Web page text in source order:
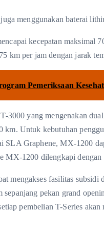
menggunakan baterai
kecepatan maksimal
km per jam dengan jarak
Pemeriksaan
3000 yang mengenakan
km. Untuk kebutuhan
SLA Graphene, MX-1200
MX-1200 dilengkapi dengan
mengakses fasilitas
sepanjang pekan grand
pembelian T-Series